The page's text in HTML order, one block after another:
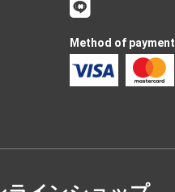
Method of payment